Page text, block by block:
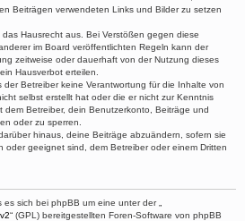
Beiträgen verwendeten Links und Bilder zu setzen
Hausrecht aus. Bei Verstößen gegen diese
im Board veröffentlichten Regeln kann der
zeitweise oder dauerhaft von der Nutzung dieses
Hausverbot erteilen.
der Betreiber keine Verantwortung für die Inhalte von
selbst erstellt hat oder die er nicht zur Kenntnis
dem Betreiber, dein Benutzerkonto, Beiträge und
oder zu sperren.
hinaus, deine Beiträge abzuändern, sofern sie
oder geeignet sind, dem Betreiber oder einem Dritten
sich bei phpBB um eine unter der „
“ (GPL) bereitgestellten Foren-Software von phpBB